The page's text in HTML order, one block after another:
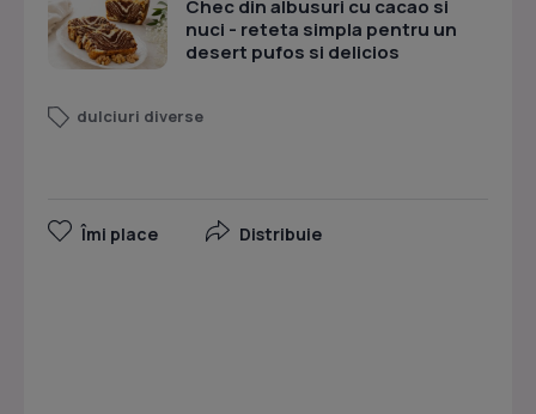
Chec din albusuri cu cacao si
nuci - reteta simpla pentru un
desert pufos si delicios
dulciuri diverse
Îmi place Distribuie